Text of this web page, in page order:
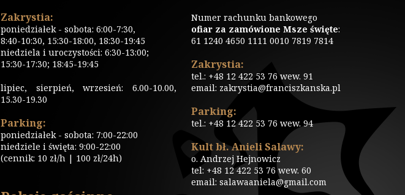
Zakrystia:
poniedziałek - sobota: 6:00-7:30,
8:40-10:30, 15:30-18:00, 18:30-19:45
niedziela i uroczystości: 6:30-13:00;
15:30-17:30; 18:45-19:45
lipiec, sierpień, wrzesień: 6.00-10.00,
15.30-19.30
Parking:
poniedziałek - sobota: 7:00-22:00
niedziele i święta: 9:00-22:00
(cennik: 10 zł/h | 100 zł/24h)
Numer rachunku bankowego
ofiar za zamówione Msze święte:
61 1240 4650 1111 0010 7819 7814
Zakrystia:
tel.: +48 12 422 53 76 wew. 91
email: zakrystia@franciszkanska.pl
Parking:
tel.: +48 12 422 53 76 wew. 94
Kult bł. Anieli Salawy:
o. Andrzej Hejnowicz
tel: +48 12 422 53 76 wew. 60
email: salawaaniela@gmail.com